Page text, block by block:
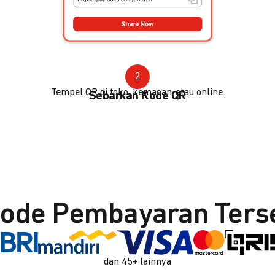
2
Sebarkan Kode QR
Tempel QR di toko, kemasan, atau online.
Pembayaran
dan 45+ lainnya